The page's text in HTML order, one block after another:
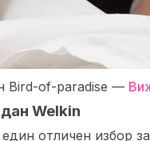
Bird-of-paradise —
Welkin
отличен избор